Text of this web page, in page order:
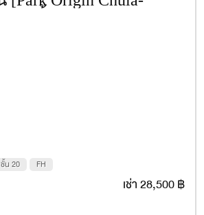
รม. ชั้น 20
ชั้น 20 FH
เช่า 28,500 ฿